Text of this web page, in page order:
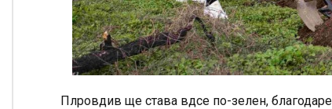
Плровдив ще става вдсе по-зелен,